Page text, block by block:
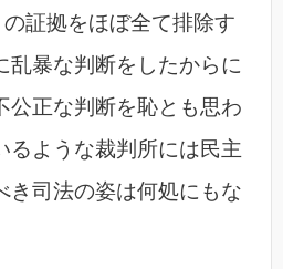
証拠をほぼ全て排除す
乱暴な判断をしたからに
公正な判断を恥とも思わ
るような裁判所には民主
き司法の姿は何処にもな